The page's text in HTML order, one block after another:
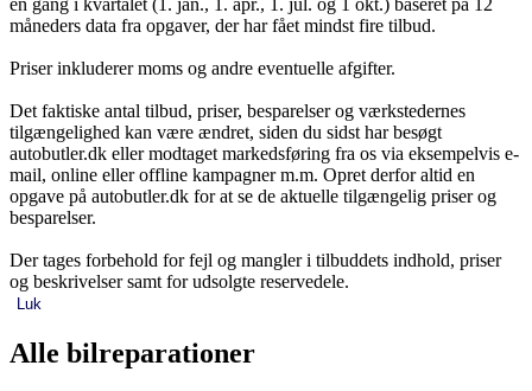
en gang i kvartalet (1. jan., 1. apr., 1. jul. og 1 okt.) baseret på 12
måneders data fra opgaver, der har fået mindst fire tilbud.
Priser inkluderer moms og andre eventuelle afgifter.
Det faktiske antal tilbud, priser, besparelser og værkstedernes
tilgængelighed kan være ændret, siden du sidst har besøgt
autobutler.dk eller modtaget markedsføring fra os via eksempelvis e-
mail, online eller offline kampagner m.m. Opret derfor altid en
opgave på autobutler.dk for at se de aktuelle tilgængelig priser og
besparelser.
Der tages forbehold for fejl og mangler i tilbuddets indhold, priser
og beskrivelser samt for udsolgte reservedele.
Luk
Alle bilreparationer